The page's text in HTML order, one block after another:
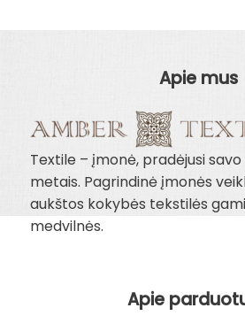
Apie mus
Textile – įmonė, pradėjusi savo
metais. Pagrindinė įmonės
aukštos kokybės tekstilės
medvilnės.
Apie